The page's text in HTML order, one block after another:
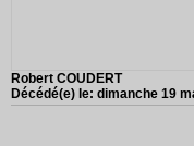
Robert COUDERT
Décédé(e) le: dimanche 19